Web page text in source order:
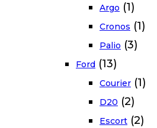
Argo (1)
Cronos (1)
Palio (3)
Ford (13)
Courier (1)
D20 (2)
Escort (2)